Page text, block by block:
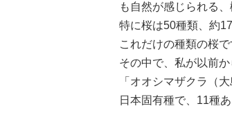
も自然が感じられる
特に桜は50種類、約
これだけの種類の桜
その中で、私が以前
「オオシマザクラ（
日本固有種で、11種